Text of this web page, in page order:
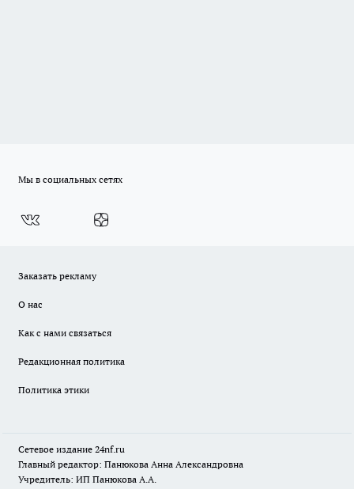
Мы в социальных сетях
Заказать рекламу
О нас
Как с нами связаться
Редакционная политика
Политика этики
Сетевое издание 24nf.ru
Главный редактор: Панюкова Анна Александровна
Учредитель: ИП Панюкова А.А.